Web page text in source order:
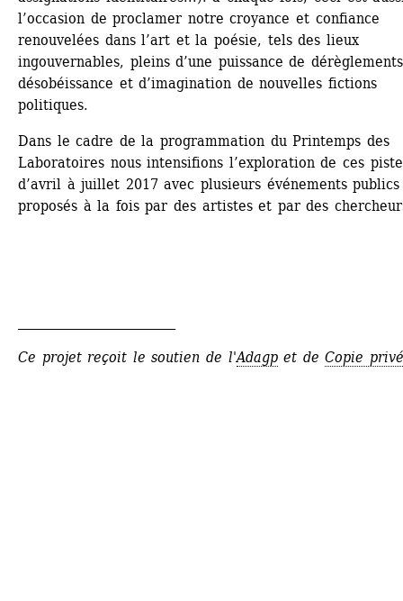
l’occasion de proclamer notre croyance et confiance
renouvelées dans l’art et la poésie, tels des lieux
ingouvernables, pleins d’une puissance de
désobéissance et d’imagination de nouvelles fictions
politiques.
Dans le cadre de la programmation du Printemps des
Laboratoires nous intensifions l’exploration de ces
d’avril à juillet 2017 avec plusieurs événements publics
proposés à la fois par des artistes et par des
Ce projet reçoit le soutien de l'Adagpet de Copie